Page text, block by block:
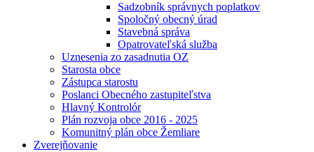
Sadzobník správnych poplatkov
Spoločný obecný úrad
Stavebná správa
Opatrovateľská služba
Uznesenia zo zasadnutia OZ
Starosta obce
Zástupca starostu
Poslanci Obecného zastupiteľstva
Hlavný Kontrolór
Plán rozvoja obce 2016 - 2025
Komunitný plán obce Žemliare
Zverejňovanie